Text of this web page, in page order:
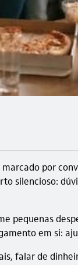
por
silencioso:
em si:
falar de